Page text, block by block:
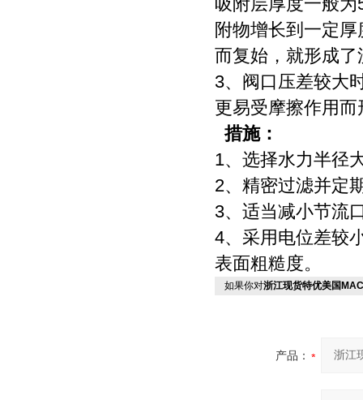
附物增长到一定
而复始，就形成
3、阀口压差较大
更易受摩擦作用
措施：
1、选择水力半径
2、精密过滤并定
3、适当减小节流
4、采用电位差较
表面粗糙度。
如果你对浙江现货特优美国
产品：